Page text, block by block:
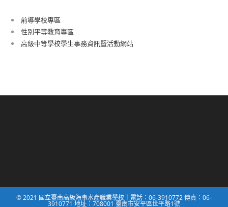
前導學校專區
性別平等教育專區
高級中等學校學生事務資訊暨活動網站
© 2021 國立臺南高級海事水產職業學校｜電話：06-3910772 傳真：06-
3910771 地址：708001 臺南市安平區世平路1號